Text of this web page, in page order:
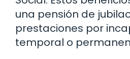
una pensión de
prestaciones por
temporal o